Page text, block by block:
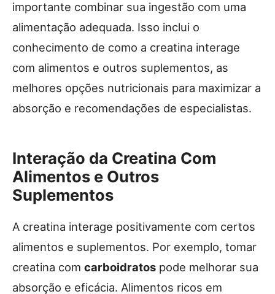
importante combinar sua ingestão com uma
alimentação adequada. Isso inclui o
conhecimento de como a creatina interage
com alimentos e outros suplementos, as
melhores opções nutricionais para maximizar a
absorção e recomendações de especialistas.
Interação da Creatina Com
Alimentos e Outros
Suplementos
A creatina interage positivamente com certos
alimentos e suplementos. Por exemplo, tomar
creatina com carboidratos pode melhorar sua
absorção e eficácia. Alimentos ricos em